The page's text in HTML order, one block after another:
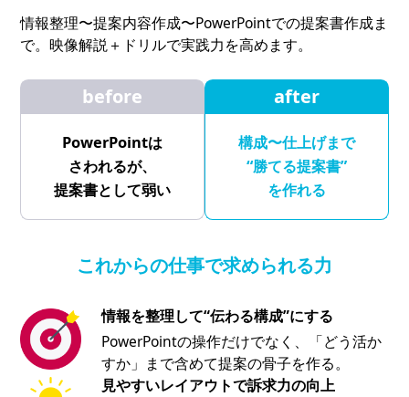
情報整理〜提案内容作成〜PowerPointでの提案書作成ま
で。映像解説＋ドリルで実践力を高めます。
before
PowerPointは
さわれるが、
提案書として弱い
after
構成〜仕上げまで
“勝てる提案書”
を作れる
これからの仕事で求められる力
情報を整理して“伝わる構成”にする
PowerPointの操作だけでなく、「どう活か
すか」まで含めて提案の骨子を作る。
見やすいレイアウトで訴求力の向上